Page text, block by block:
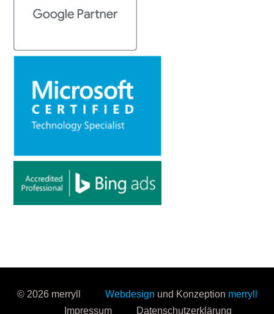
© 2026 merryll Webdesign und Konzeption merryll
Impressum
Datenschutzerklärung